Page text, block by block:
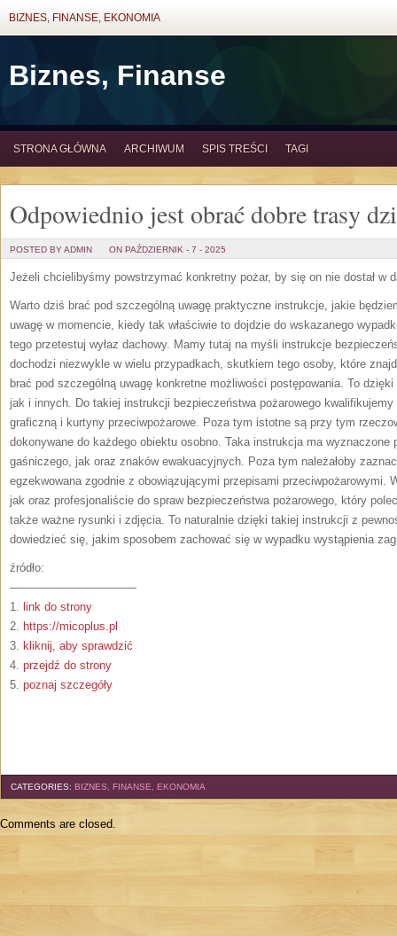
BIZNES, FINANSE, EKONOMIA
Biznes, Finanse
STRONA GŁÓWNA ARCHIWUM SPIS TREŚCI TAGI
Odpowiednio jest obrać dobre trasy
POSTED BY ADMIN ON PAŹDZIERNIK - 7 - 2025
Jeżeli chcielibyśmy powstrzymać konkretny pożar, by się on nie dostał w
Warto dziś brać pod szczególną uwagę praktyczne instrukcje, jakie
uwagę w momencie, kiedy tak właściwie to dojdzie do wskazanego
tego przetestuj wyłaz dachowy. Mamy tutaj na myśli instrukcje
dochodzi niezwykle w wielu przypadkach, skutkiem tego osoby, które
brać pod szczególną uwagę konkretne możliwości postępowania. To
jak i innych. Do takiej instrukcji bezpieczeństwa pożarowego
graficzną i kurtyny przeciwpożarowe. Poza tym istotne są przy tym
dokonywane do każdego obiektu osobno. Taka instrukcja ma wyznaczone
gaśniczego, jak oraz znaków ewakuacyjnych. Poza tym należałoby
egzekwowana zgodnie z obowiązującymi przepisami przeciwpożarowymi.
jak oraz profesjonaliście do spraw bezpieczeństwa pożarowego, który
także ważne rysunki i zdjęcia. To naturalnie dzięki takiej instrukcji z
dowiedzieć się, jakim sposobem zachować się w wypadku wystąpienia
źródło:
———————————
1. link do strony
2. https://micoplus.pl
3. kliknij, aby sprawdzić
4. przejdź do strony
5. poznaj szczegóły
CATEGORIES: BIZNES, FINANSE, EKONOMIA
Comments are closed.